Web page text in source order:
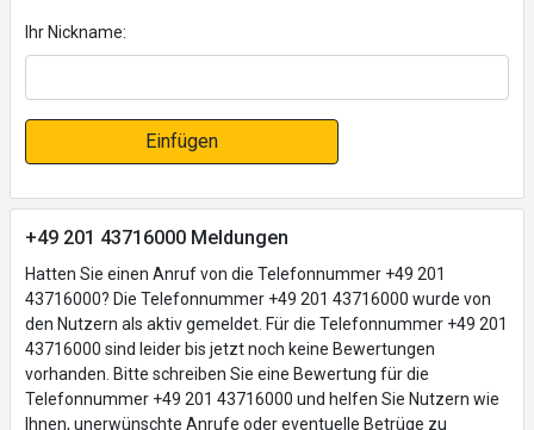
Ihr Nickname:
Einfügen
+49 201 43716000 Meldungen
Hatten Sie einen Anruf von die Telefonnummer +49 201
43716000? Die Telefonnummer +49 201 43716000 wurde von
den Nutzern als aktiv gemeldet. Für die Telefonnummer +49 201
43716000 sind leider bis jetzt noch keine Bewertungen
vorhanden. Bitte schreiben Sie eine Bewertung für die
Telefonnummer +49 201 43716000 und helfen Sie Nutzern wie
Ihnen, unerwünschte Anrufe oder eventuelle Betrüge zu